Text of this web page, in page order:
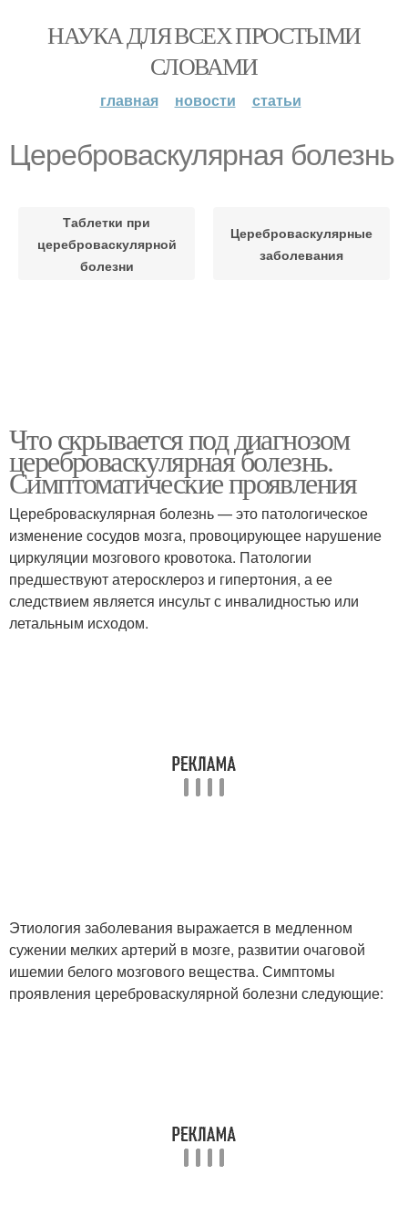
НАУКА ДЛЯ ВСЕХ ПРОСТЫМИ
СЛОВАМИ
главная новости статьи
Цереброваскулярная болезнь
Таблетки при
цереброваскулярной
болезни
Цереброваскулярные
заболевания
Что скрывается под диагнозом
цереброваскулярная болезнь.
Симптоматические проявления
Цереброваскулярная болезнь — это патологическое
изменение сосудов мозга, провоцирующее нарушение
циркуляции мозгового кровотока. Патологии
предшествуют атеросклероз и гипертония, а ее
следствием является инсульт с инвалидностью или
летальным исходом.
Этиология заболевания выражается в медленном
сужении мелких артерий в мозге, развитии очаговой
ишемии белого мозгового вещества. Симптомы
проявления цереброваскулярной болезни следующие: